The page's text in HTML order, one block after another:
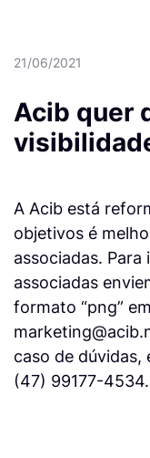
21/06/2021
Acib quer
A Acib está
objetivos é
associadas. Para
associadas
formato “png”
caso de
(47) 99177-4534.